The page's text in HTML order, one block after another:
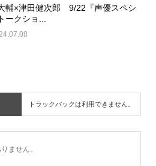
輔×津田健次郎 9/22『声優スペシ
ークショ...
トラックバックは利用できません。
ません。